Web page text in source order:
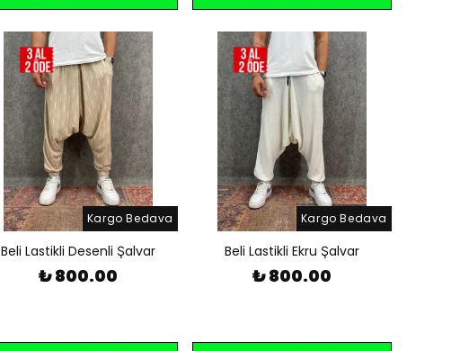
Kargo Bedava
Beli Lastikli Desenli Şalvar
₺ 800.00
Kargo Bedava
Beli Lastikli Ekru Şalvar
₺ 800.00